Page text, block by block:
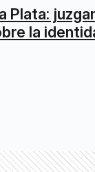
Plata:
la